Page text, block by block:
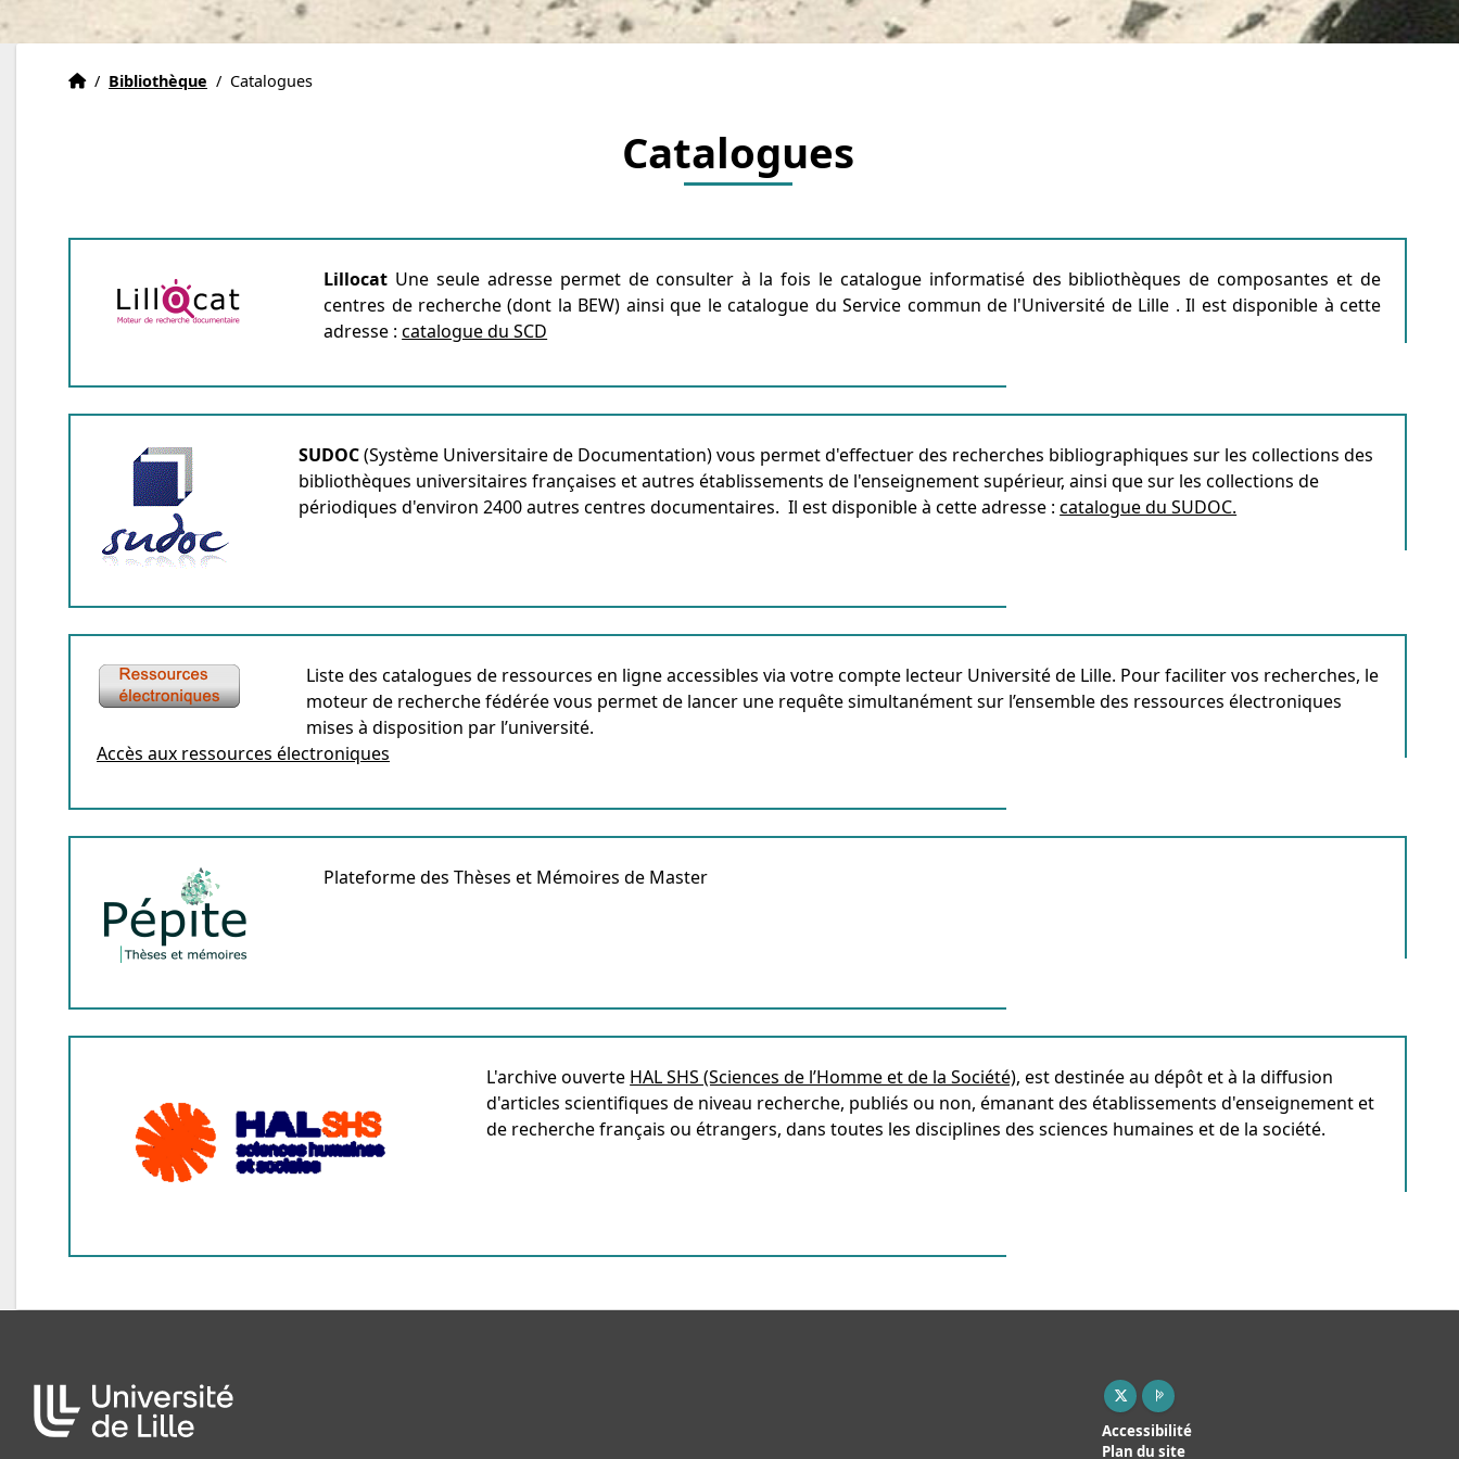
Institut Eric Weil
Accueil
/ Bibliothèque / Catalogues
Catalogues
Lillocat Une seule adresse permet de consulter à la fois le catalogue informatisé des bibliothèques de composantes et de
centres de recherche (dont la BEW) ainsi que le catalogue du Service commun de l'Université de Lille . Il est disponible à cette
adresse :catalogue du SCD
SUDOC(Système Universitaire de Documentation) vous permet d'effectuer des recherches bibliographiques sur les collections des
bibliothèques universitaires françaises et autres établissements de l'enseignement supérieur, ainsi que sur les collections de
périodiques d'environ 2400 autres centres documentaires. Il est disponible à cette adresse :catalogue du SUDOC.
Liste des catalogues de ressources en ligne accessibles via votre compte lecteur Université de Lille. Pour faciliter vos recherches, le
moteur de recherche fédérée vous permet de lancer une requête simultanément sur l’ensemble des ressources électroniques
mises à disposition par l’université.
Accès aux ressources électroniques
Plateforme des Thèses et Mémoires de Master
L'archive ouverte HAL SHS (Sciences de l’Homme et de la Société), est destinée au dépôt et à la diffusion
d'articles scientifiques de niveau recherche, publiés ou non, émanant des établissements d'enseignement et
de recherche français ou étrangers, dans toutes les disciplines des sciences humaines et de la société.
X ( nouvelle fenêtre)
Page pro ( nouvelle fenêtre)
Accessibilité
Plan du site